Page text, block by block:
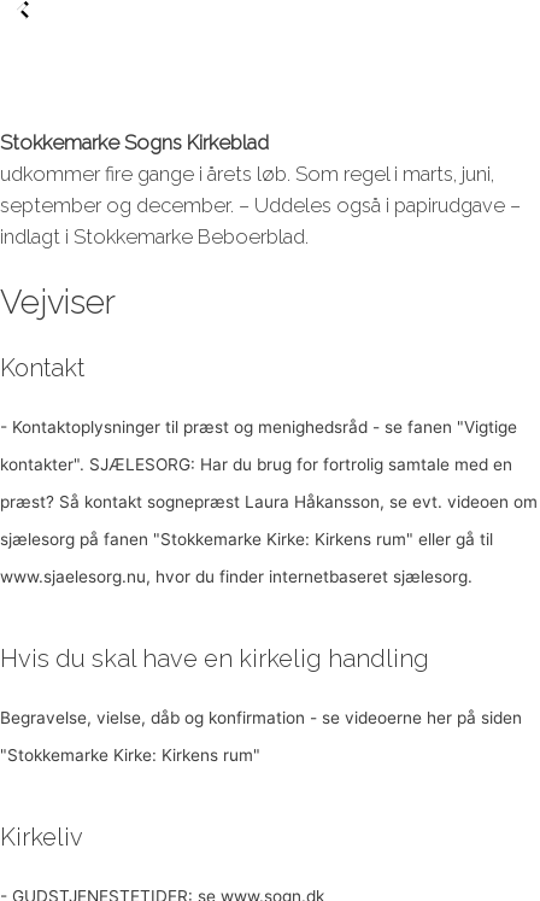
Stokkemarke Sogns Kirkeblad
udkommer fire gange i årets løb. Som regel i marts, juni,
september og december. – Uddeles også i papirudgave –
indlagt i Stokkemarke Beboerblad.
Vejviser
Kontakt
- Kontaktoplysninger til præst og menighedsråd - se fanen "Vigtige
kontakter". SJÆLESORG: Har du brug for fortrolig samtale med en
præst? Så kontakt sognepræst Laura Håkansson, se evt. videoen om
sjælesorg på fanen "Stokkemarke Kirke: Kirkens rum" eller gå til
www.sjaelesorg.nu, hvor du finder internetbaseret sjælesorg.
Hvis du skal have en kirkelig handling
Begravelse, vielse, dåb og konfirmation - se videoerne her på siden
"Stokkemarke Kirke: Kirkens rum"
Kirkeliv
- GUDSTJENESTETIDER: se www.sogn.dk